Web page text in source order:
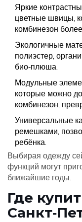
Яркие
цветные швицы,
комбинезон
Экологичные
полиэстер,
био‑плюша.
Модульные
которые можно
комбинезон,
Универсальные
ремешками,
ребёнка.
Выбирая одежду
функций могут
ближайшие годы.
Где